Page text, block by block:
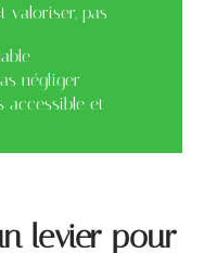
valoriser, pas
négliger
accessible et
levier pour